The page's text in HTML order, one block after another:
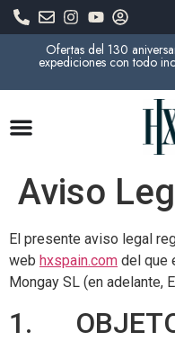
Ofertas del 130
expediciones con todo
Aviso
El presente aviso legal
web hxspain.com del que
Mongay SL (en adelante,
1.